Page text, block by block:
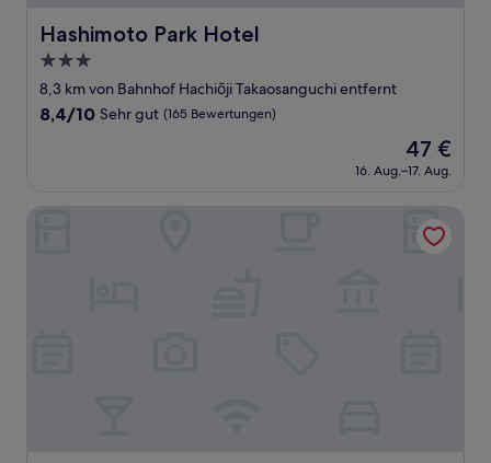
Hashimoto Park Hotel
Hashimoto Park Hotel
3.0-
Sterne-
Unterkunft
8,3 km von Bahnhof Hachiōji Takaosanguchi entfernt
8.4
(165
8,4/10 Sehr gut (165 Bewertungen)
Der
Preis
beträgt
47 €
16. Aug.–17. Aug.